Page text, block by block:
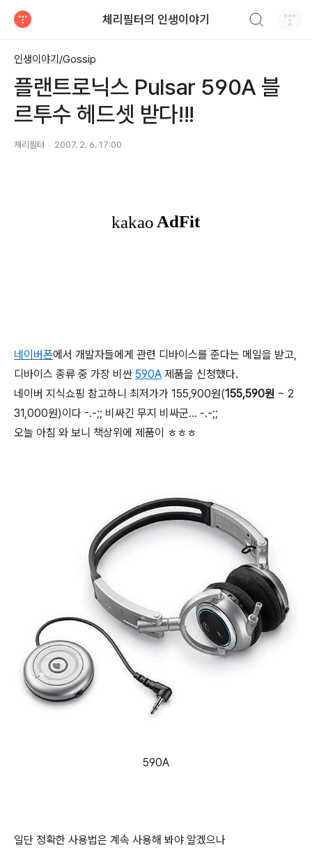
체리필터의 인생이야기
인생이야기/Gossip
플랜트로닉스 Pulsar 590A 블
르투수 헤드셋 받다!!!
체리필터 2007. 2. 6. 17:00
네이버폰에서 개발자들에게 관련 디바이스를 준다는 메일을 받고,
디바이스 종류 중 가장 비싼 590A 제품을 신청했다.
네이버 지식쇼핑 참고하니 최저가가 155,900원(155,590원 ~ 2
31,000원)이다 -.-;; 비싸긴 무지 비싸군... -.-;;
오늘 아침 와 보니 책상위에 제품이 ㅎㅎㅎ
590A
일단 정확한 사용법은 계속 사용해 봐야 알겠으나